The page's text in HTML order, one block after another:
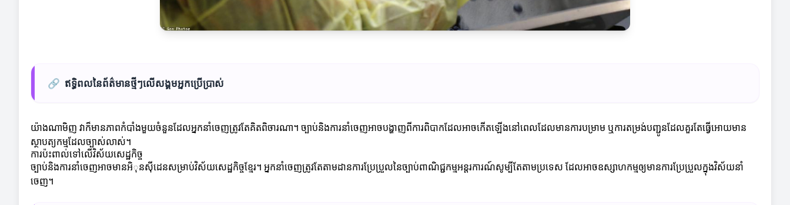
🔗 ឥទ្ធិពលនៃព័ត៌មានថ្មីៗលើសង្គមអ្នកប្រើប្រាស់
យ៉ាងណាមិញ វាក៏មានភាពកំបាំងមួយចំនួនដែលអ្នកនាំចេញត្រូវតែគិតពិចារណា។ ច្បាប់និងការនាំចេញអាចបង្ហាញពីការពិបាកដែលអាចកើតឡើងនៅពេលដែលមានការបម្រាម ឬការតម្រង់បញ្ជូនដែលគួរតែធ្វើអោយមាន
ស្ថាបត្យកម្មដែលច្បាស់លាស់។
ការប៉ះពាល់ទៅលើវិស័យសេដ្ឋកិច្ច
ច្បាប់និងការនាំចេញអាចមានអិុនស៊ីដេនសម្រាប់វិស័យសេដ្ឋកិច្ចខ្មែរ។ អ្នកនាំចេញត្រូវតែតាមដានការប្រែប្រួលនៃច្បាប់ពាណិជ្ជកម្មអន្តរការណ៍សូម្បីតែតាមប្រទេស ដែលអាចឧស្សាហកម្មឲ្យមានការប្រែប្រួលក្នុងវិស័យនាំ
ចេញ។